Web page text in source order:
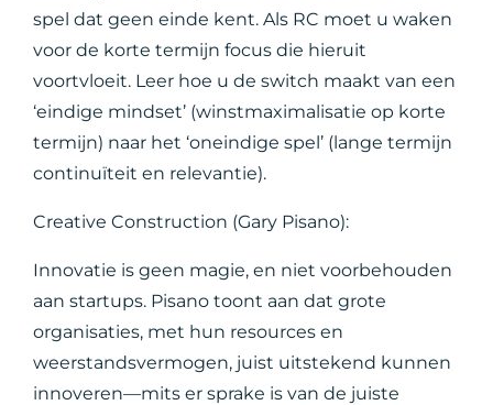
spel dat geen einde kent. Als RC moet u waken
voor de korte termijn focus die hieruit
voortvloeit. Leer hoe u de switch maakt van een
‘eindige mindset’ (winstmaximalisatie op korte
termijn) naar het ‘oneindige spel’ (lange termijn
continuïteit en relevantie).
Creative Construction (Gary Pisano):
Innovatie is geen magie, en niet voorbehouden
aan startups. Pisano toont aan dat grote
organisaties, met hun resources en
weerstandsvermogen, juist uitstekend kunnen
innoveren—mits er sprake is van de juiste